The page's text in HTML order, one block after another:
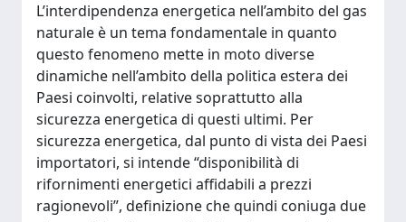
L’interdipendenza energetica nell’ambito del gas
naturale è un tema fondamentale in quanto
questo fenomeno mette in moto diverse
dinamiche nell’ambito della politica estera dei
Paesi coinvolti, relative soprattutto alla
sicurezza energetica di questi ultimi. Per
sicurezza energetica, dal punto di vista dei Paesi
importatori, si intende “disponibilità di
rifornimenti energetici affidabili a prezzi
ragionevoli”, definizione che quindi coniuga due